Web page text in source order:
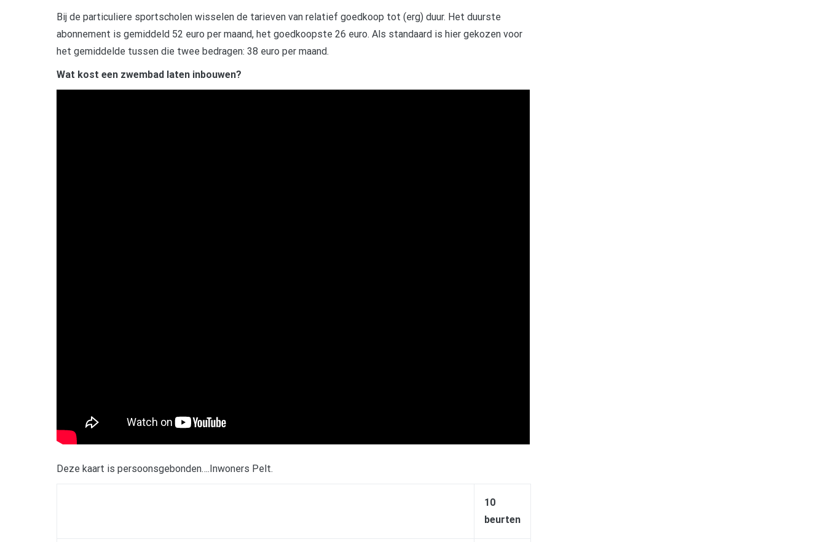
Bij de particuliere sportscholen wisselen de tarieven van relatief goedkoop tot (erg) duur. Het duurste
abonnement is gemiddeld 52 euro per maand, het goedkoopste 26 euro. Als standaard is hier gekozen voor
het gemiddelde tussen die twee bedragen: 38 euro per maand.
Wat kost een zwembad laten inbouwen?
Deze kaart is persoonsgebonden….Inwoners Pelt.
10
beurten